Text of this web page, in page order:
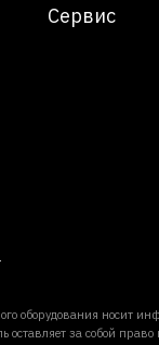
Сервис
оборудования носит
за собой